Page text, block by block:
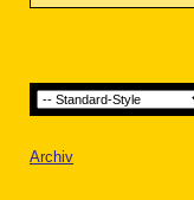
Archiv